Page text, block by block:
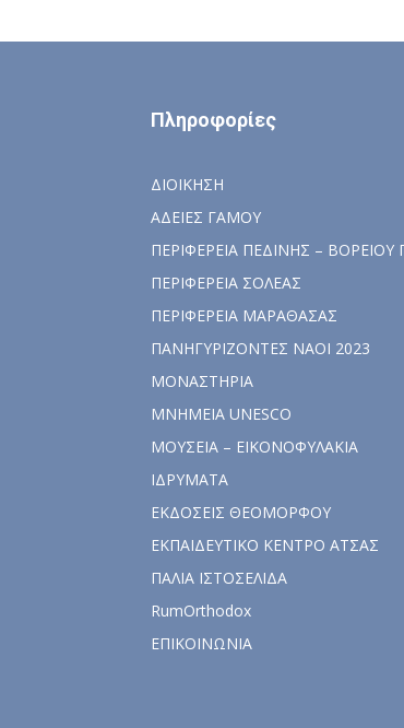
Πληροφορίες
ΔΙΟΙΚΗΣΗ
ΑΔΕΙΕΣ ΓΑΜΟΥ
ΠΕΡΙΦΕΡΕΙΑ ΠΕΔΙΝΗΣ – ΒΟΡΕΙΟΥ
ΠΕΡΙΦΕΡΕΙΑ ΣΟΛΕΑΣ
ΠΕΡΙΦΕΡΕΙΑ ΜΑΡΑΘΑΣΑΣ
ΠΑΝΗΓΥΡΙΖΟΝΤΕΣ ΝΑΟΙ 2023
ΜΟΝΑΣΤΗΡΙΑ
ΜΝΗΜΕΙΑ UNESCO
ΜΟΥΣΕΙΑ – ΕΙΚΟΝΟΦΥΛΑΚΙΑ
ΙΔΡΥΜΑΤΑ
ΕΚΔΟΣΕΙΣ ΘΕΟΜΟΡΦΟΥ
ΕΚΠΑΙΔΕΥΤΙΚΟ ΚΕΝΤΡΟ ΑΤΣΑΣ
ΠΑΛΙΑ ΙΣΤΟΣΕΛΙΔΑ
RumOrthodox
ΕΠΙΚΟΙΝΩΝΙΑ